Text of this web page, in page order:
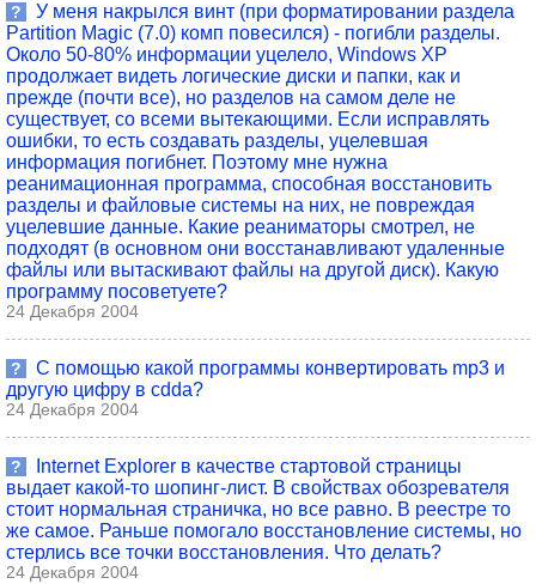
?
У меня накрылся винт (при форматировании раздела
Partition Magic (7.0) комп повесился) - погибли разделы.
Около 50-80% информации уцелело, Windows XP
продолжает видеть логические диски и папки, как и
прежде (почти все), но разделов на самом деле не
существует, со всеми вытекающими. Если исправлять
ошибки, то есть создавать разделы, уцелевшая
информация погибнет. Поэтому мне нужна
реанимационная программа, способная восстановить
разделы и файловые системы на них, не повреждая
уцелевшие данные. Какие реаниматоры смотрел, не
подходят (в основном они восстанавливают удаленные
файлы или вытаскивают файлы на другой диск). Какую
программу посоветуете?
24 Декабря 2004
?
С помощью какой программы конвертировать mp3 и
другую цифру в cdda?
24 Декабря 2004
?
Internet Explorer в качестве стартовой страницы
выдает какой-то шопинг-лист. В свойствах обозревателя
стоит нормальная страничка, но все равно. В реестре то
же самое. Раньше помогало восстановление системы, но
стерлись все точки восстановления. Что делать?
24 Декабря 2004